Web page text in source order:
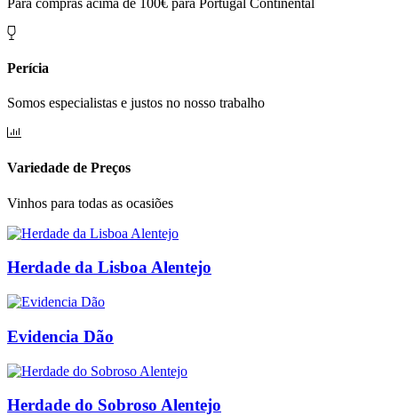
Perícia
Somos especialistas e justos no nosso trabalho
Variedade de Preços
Vinhos para todas as ocasiões
Herdade da Lisboa Alentejo
Evidencia Dão
Herdade do Sobroso Alentejo